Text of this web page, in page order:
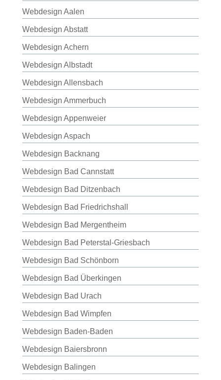
Webdesign Aalen
Webdesign Abstatt
Webdesign Achern
Webdesign Albstadt
Webdesign Allensbach
Webdesign Ammerbuch
Webdesign Appenweier
Webdesign Aspach
Webdesign Backnang
Webdesign Bad Cannstatt
Webdesign Bad Ditzenbach
Webdesign Bad Friedrichshall
Webdesign Bad Mergentheim
Webdesign Bad Peterstal-Griesbach
Webdesign Bad Schönborn
Webdesign Bad Überkingen
Webdesign Bad Urach
Webdesign Bad Wimpfen
Webdesign Baden-Baden
Webdesign Baiersbronn
Webdesign Balingen